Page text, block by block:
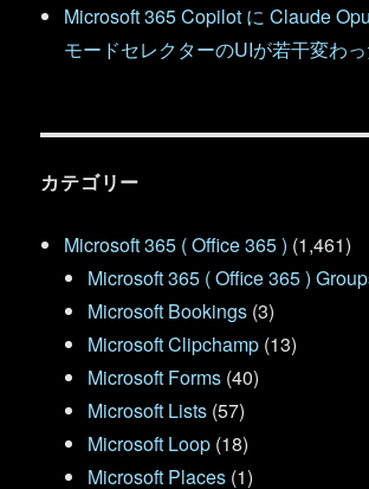
Microsoft 365 Copilot に Claude
モードセレクターのUIが若干変わ
カテゴリー
Microsoft 365 ( Office 365 ) (1,461)
Microsoft 365 ( Office 365 )
Microsoft Bookings (3)
Microsoft Clipchamp (13)
Microsoft Forms (40)
Microsoft Lists (57)
Microsoft Loop (18)
Microsoft Places (1)